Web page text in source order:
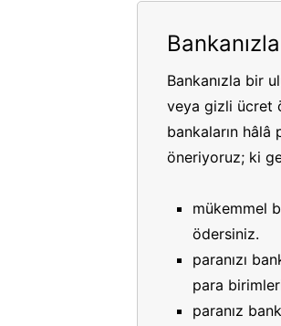
Bankanızla bir
veya gizli ücret
bankaların hâlâ
öneriyoruz; ki
mükemmel
ödersiniz.
paranızı
para
paranız